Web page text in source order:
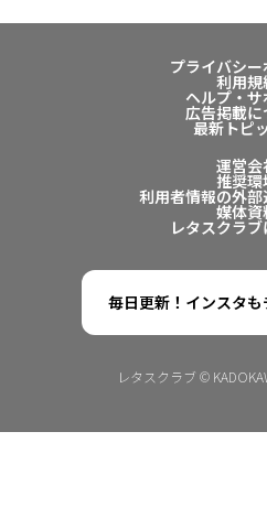
プライバシ
利用規
ヘルプ・サ
広告掲載に
最新トピ
運営会
推奨環
利用者情報の外
媒体資
レタスクラ
毎日更新！インスタも
レタスクラブ ©